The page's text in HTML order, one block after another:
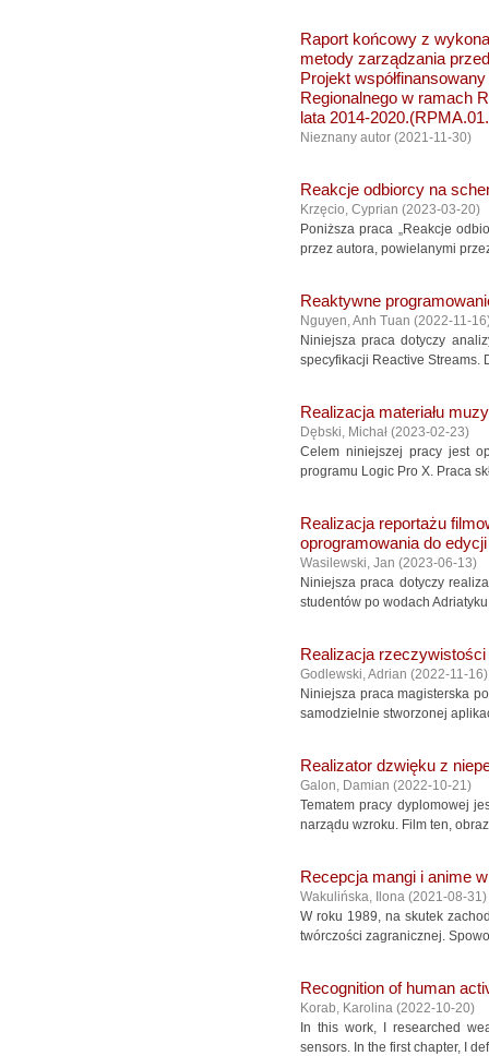
Raport końcowy z
metody zarządzania
Projekt
Regionalnego w ramach
lata 2014-
Nieznany autor (2021-11-30)
Reakcje odbiorcy na
Krzęcio, Cyprian (2023-03-20)
Poniższa praca „Reakcje
przez autora, powielanymi
Reaktywne
Nguyen, Anh Tuan (2022-11-16
Niniejsza praca dotyczy
specyfikacji Reactive Streams.
Realizacja materiału
Dębski, Michał (2023-02-23)
Celem niniejszej pracy jest
programu Logic Pro X. Praca
Realizacja reportażu
oprogramowania do
Wasilewski, Jan (2023-06-13)
Niniejsza praca dotyczy
studentów po wodach
Realizacja
Godlewski, Adrian (2022-11-16)
Niniejsza praca magisterska
samodzielnie stworzonej
Realizator dzwięku z
Galon, Damian (2022-10-21)
Tematem pracy dyplomowej
narządu wzroku. Film ten,
Recepcja mangi i anime
Wakulińska, Ilona (2021-08-31)
W roku 1989, na skutek
twórczości zagranicznej.
Recognition of human
Korab, Karolina (2022-10-20)
In this work, I researched
sensors. In the first chapter, I